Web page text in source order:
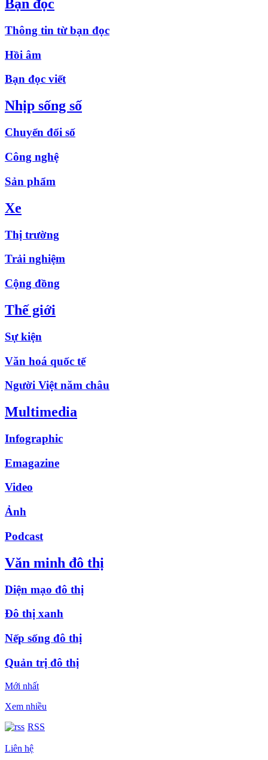
Bạn đọc
Thông tin từ bạn đọc
Hồi âm
Bạn đọc viết
Nhịp sống số
Chuyển đổi số
Công nghệ
Sản phẩm
Xe
Thị trường
Trải nghiệm
Cộng đồng
Thế giới
Sự kiện
Văn hoá quốc tế
Người Việt năm châu
Multimedia
Infographic
Emagazine
Video
Ảnh
Podcast
Văn minh đô thị
Diện mạo đô thị
Đô thị xanh
Nếp sống đô thị
Quản trị đô thị
Mới nhất
Xem nhiều
RSS
Liên hệ